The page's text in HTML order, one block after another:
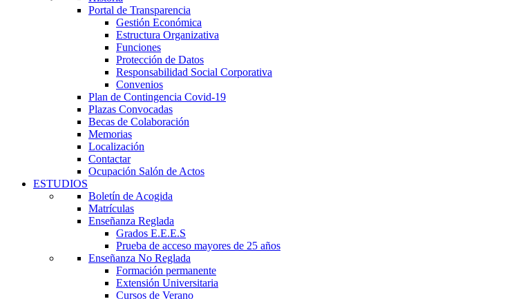
Portal de Transparencia
Gestión Económica
Estructura Organizativa
Funciones
Protección de Datos
Responsabilidad Social Corporativa
Convenios
Plan de Contingencia Covid-19
Plazas Convocadas
Becas de Colaboración
Memorias
Localización
Contactar
Ocupación Salón de Actos
ESTUDIOS
Boletín de Acogida
Matrículas
Enseñanza Reglada
Grados E.E.E.S
Prueba de acceso mayores de 25 años
Enseñanza No Reglada
Formación permanente
Extensión Universitaria
Cursos de Verano